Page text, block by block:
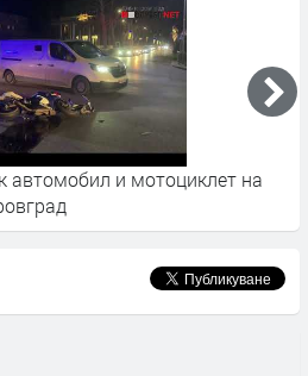
автомобил и мотоциклет на